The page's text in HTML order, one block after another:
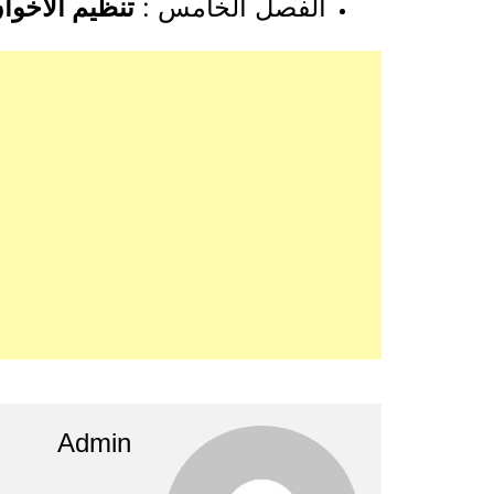
الفصل الخامس : تنظيم
Admin